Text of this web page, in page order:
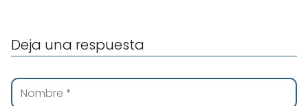
Deja una respuesta